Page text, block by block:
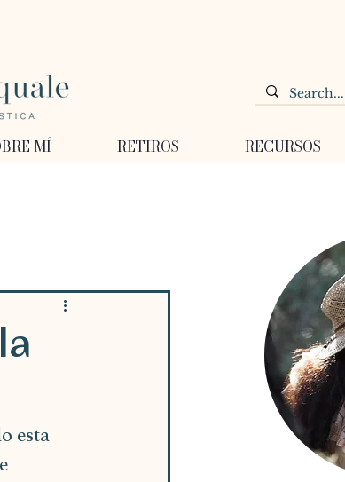
MÍ RETIROS RECURSOS
esta